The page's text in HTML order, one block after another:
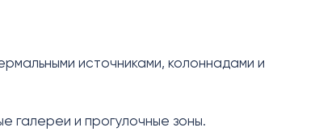
источниками, колоннадами и
галереи и прогулочные зоны.